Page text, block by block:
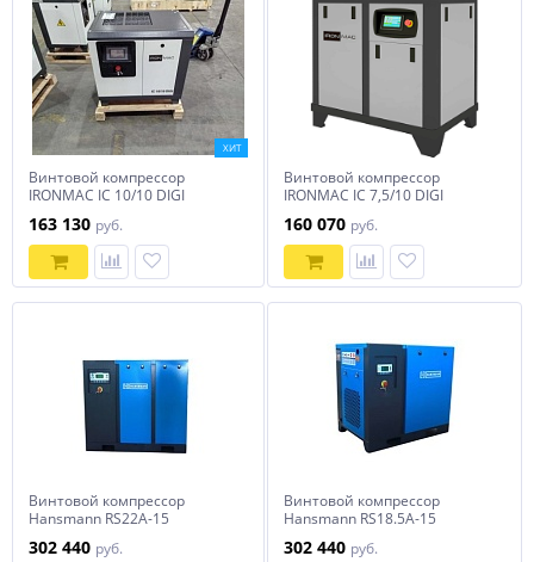
ХИТ
Винтовой компрессор
IRONMAC IC 10/10 DIGI
163 130 руб.
Винтовой компрессор
IRONMAC IC 7,5/10 DIGI
160 070 руб.
Винтовой компрессор
Hansmann RS22А-15
302 440 руб.
Винтовой компрессор
Hansmann RS18.5А-15
302 440 руб.